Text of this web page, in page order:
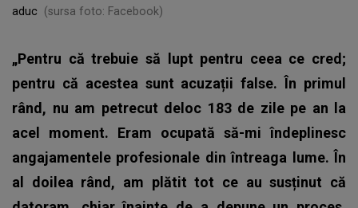
aduc
(sursa foto: Facebook)
„Pentru că trebuie să lupt pentru ceea ce cred;
pentru că acestea sunt acuzații false. În primul
rând, nu am petrecut deloc 183 de zile pe an la
acel moment. Eram ocupată să-mi îndeplinesc
angajamentele profesionale din întreaga lume. În
al doilea rând, am plătit tot ce au susținut că